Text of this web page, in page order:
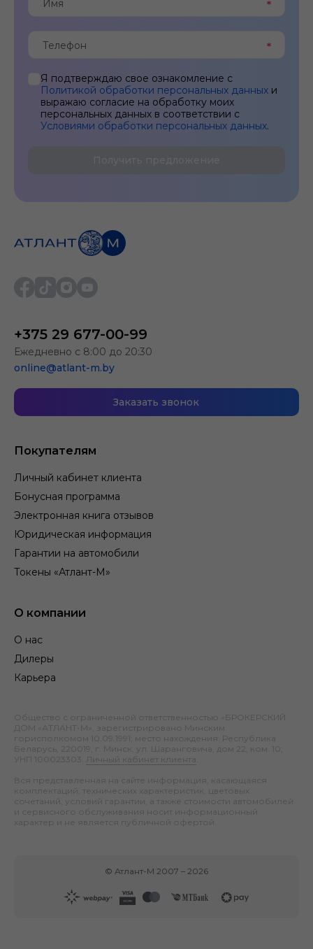
Я подтверждаю свое ознакомление с
Политикой обработки персональных данных и
выражаю согласие на обработку моих
персональных данных в соответствии с
Условиями обработки персональных данных.
Покупателям
Личный кабинет клиента
Бонусная программа
Электронная книга отзывов
Юридическая информация
Гарантии на автомобили
Токены «Атлант-М»
О компании
О нас
Дилеры
Карьера
+375 29 677-00-99
Ежедневно с 8:00 до 20:30
online@atlant-m.by
Заказать звонок
Общество с ограниченной ответственностью «БРОКЕРСКИЙ
ДОМ «АТЛАНТ-М», зарегистрировано Минским
горисполкомом 10.09.1991; место нахождения: Республика
Беларусь, 220019, г. Минск, ул. Шаранговича, дом 22, ком. 10;
УНП 100023303.
Личный кабинет клиента
Вся представленная на сайте информация, касающаяся
комплектаций, технических характеристик, цветовых
сочетаний, условий гарантии, а также стоимости автомобилей
и сервисного обслуживания носит информационный
характер и не является публичной офертой.
© Атлант-М 2007 – 2026